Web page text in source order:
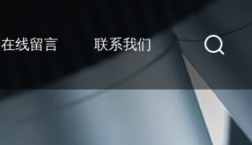
在线留言 联系我们